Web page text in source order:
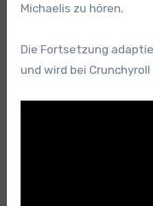
Michaelis zu hören.
Die Fortsetzung
und wird bei